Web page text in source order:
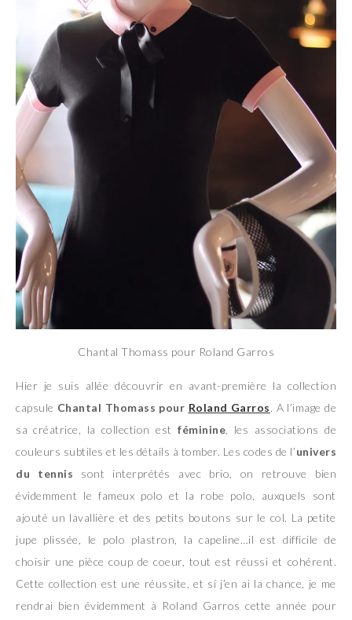
Chantal Thomass pour Roland Garros
Hier je suis allée découvrir en avant-première la collection
capsule Chantal Thomass pour Roland Garros. A l’image de
sa créatrice, la collection estféminine, les associations de
couleurs subtiles et les détails à tomber. Les codes de l’univers
du tennis sont interprétés avec brio, on retrouve bien
évidemment le fameux polo et la robe polo, auxquels sont
ajouté un lavallière et des petits boutons sur le col. La petite
jupe plissée, le polo plastron, la capeline…il est difficile de
choisir une pièce coup de coeur, tout est réussi et cohérent.
Cette collection est une réussite, et si j’en ai la chance, je me
rendrai bien évidemment à Roland Garros cette année pour